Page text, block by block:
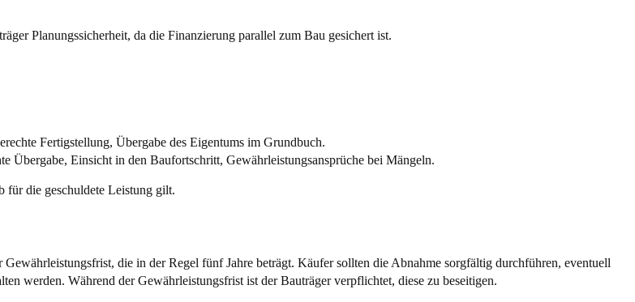
Planungssicherheit, da die Finanzierung parallel zum Bau gesichert ist.
Fertigstellung, Übergabe des Eigentums im Grundbuch.
Übergabe, Einsicht in den Baufortschritt, Gewährleistungsansprüche bei Mängeln.
für die geschuldete Leistung gilt.
Gewährleistungsfrist, die in der Regel fünf Jahre beträgt. Käufer sollten die Abnahme sorgfältig durchführen, eventuell
werden. Während der Gewährleistungsfrist ist der Bauträger verpflichtet, diese zu beseitigen.